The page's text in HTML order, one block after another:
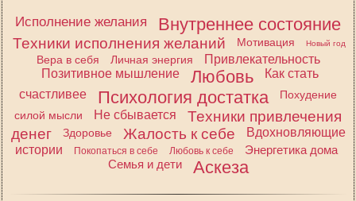
Исполнение желания
Внутреннее состояние
Техники исполнения желаний Мотивация Новый год
Вера в себя Личная энергия
Привлекательность
Позитивное мышление
Любовь
Как стать
счастливее
Психология достатка
Похудение
силой мысли
Не сбывается
Техники привлечения
денег
Здоровье Жалость к себе
Вдохновляющие
истории
Покопаться в себе Любовь к себе
Энергетика дома
Семья и дети
Аскеза